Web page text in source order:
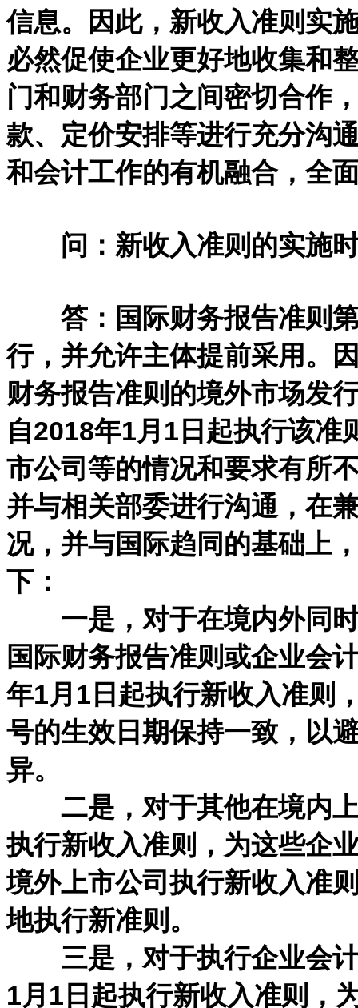
信息。因此，新收入准则实
必然促使企业更好地收集和
门和财务部门之间密切合作
款、定价安排等进行充分沟
和会计工作的有机融合，全
问：新收入准则的实施时
答：国际财务报告准则第
行，并允许主体提前采用。
财务报告准则的境外市场发
自2018年1月1日起执行该准
市公司等的情况和要求有所
并与相关部委进行沟通，在
况，并与国际趋同的基础上
下：
一是，对于在境内外同时
国际财务报告准则或企业会
年1月1日起执行新收入准则
号的生效日期保持一致，以
异。
二是，对于其他在境内上
执行新收入准则，为这些企
境外上市公司执行新收入准
地执行新准则。
三是，对于执行企业会计
1月1日起执行新收入准则，